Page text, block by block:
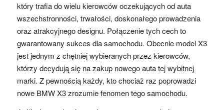
który trafia do wielu kierowców oczekujących od auta
wszechstronności, trwałości, doskonałego prowadzenia
oraz atrakcyjnego designu. Połączenie tych cech to
gwarantowany sukces dla samochodu. Obecnie model X3
jest jednym z chętniej wybieranych przez kierowców,
którzy decydują się na zakup nowego auta tej wybitnej
marki. Z pewnością każdy, kto chociaż raz poprowadzi
nowe BMW X3 zrozumie fenomen tego samochodu.